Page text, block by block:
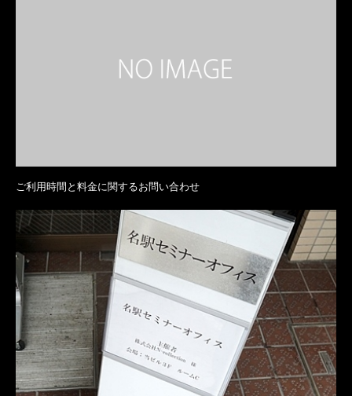
ご利用時間と料金に関するお問い合わせ